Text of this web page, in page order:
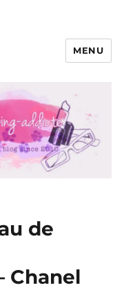
addicte
MENU
de
Chanel